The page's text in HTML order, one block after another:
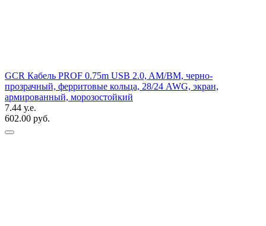
GCR Кабель PROF 0.75m USB 2.0, AM/BM, черно-
прозрачный, ферритовые кольца, 28/24 AWG, экран,
армированный, морозостойкий
7.44 у.е.
602.00 руб.